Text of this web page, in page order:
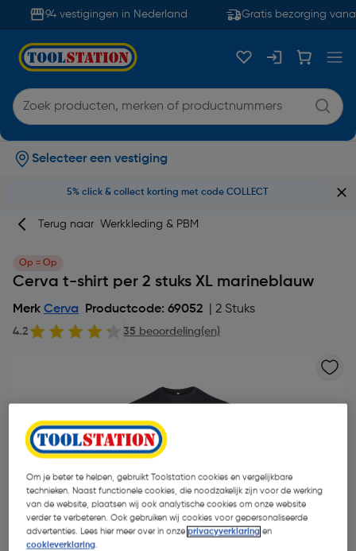
94 vestigingen in Nederland Gratis bezorging vanaf
Selecteer een vestiging
5% click & collect korting met code COLLECT
Terug naar Werkkleding & PBM
Op = Op
Cerva t-shirt per 2 stuks XL marineblauw
Merk Cerva Productcode: 69052 | 2 Stuks
4.2 35 beoordeling(en)
Om je beter te helpen, gebruikt Toolstation cookies en vergelijkbare
technieken. Naast functionele cookies, die noodzakelijk zijn voor de werking
van de website, plaatsen wij ook analytische cookies om onze website
verder te verbeteren. Ook gebruiken wij cookies voor gepersonaliseerde
advertenties. Lees hier meer over in onzeprivacyverklaring en
cookieverklaring.